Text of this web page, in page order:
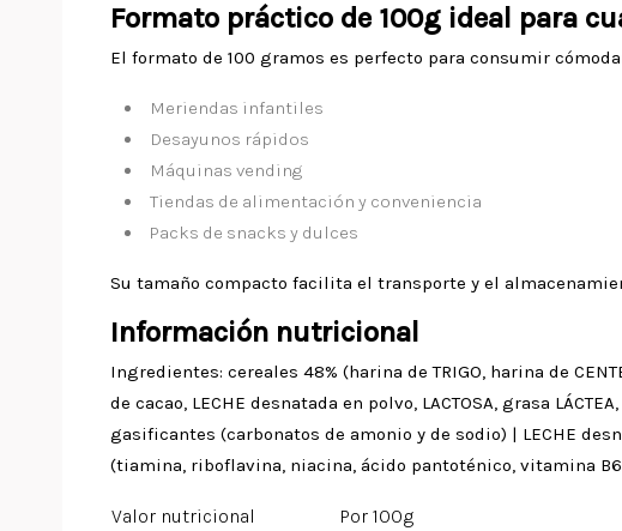
Formato práctico de 100g ideal para
El formato de 100 gramos es perfecto para consumir
Meriendas infantiles
Desayunos rápidos
Máquinas vending
Tiendas de alimentación y conveniencia
Packs de snacks y dulces
Su tamaño compacto facilita el transporte y el
Información nutricional
Ingredientes: cereales 48% (harina de TRIGO, harina de
de cacao, LECHE desnatada en polvo, LACTOSA, grasa
gasificantes (carbonatos de amonio y de sodio) | LECHE
(tiamina, riboflavina, niacina, ácido pantoténico, vitamina
Valor nutricional
Por 100g